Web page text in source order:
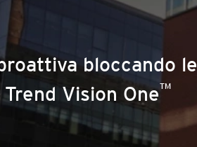
bloccando le
Vision One™